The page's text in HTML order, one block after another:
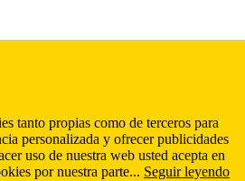
tanto propias como de terceros para
personalizada y ofrecer publicidades
uso de nuestra web usted acepta en
por nuestra parte... Seguir leyendo